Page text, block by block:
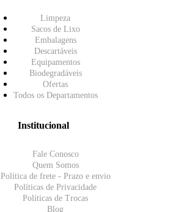
Limpeza
Sacos de Lixo
Embalagens
Descartáveis
Equipamentos
Biodegradáveis
Ofertas
Todos os Departamentos
Institucional
Fale Conosco
Quem Somos
Política de frete - Prazo e envio
Políticas de Privacidade
Políticas de Trocas
Blog